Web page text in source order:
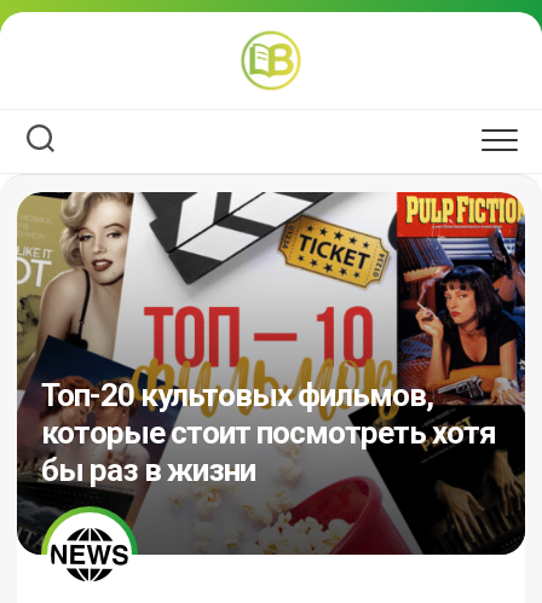
Перейти
Топ-20 культовых фильмов,
которые стоит посмотреть хотя
бы раз в жизни